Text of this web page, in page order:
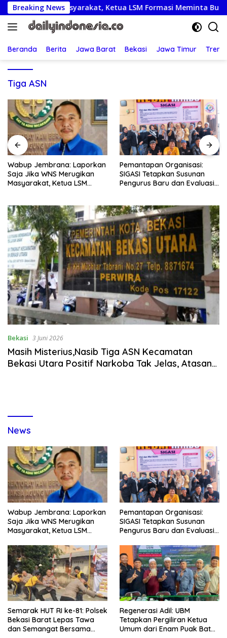
Langsung
ke
konten
Breaking News
Masyarakat, Ketua LSM Formasi Meminta Bupati
Beranda Berita Jawa Barat Bekasi Jawa Timur
Tiga ASN
Pemantapan Organisasi:
SIGASI Tetapkan Susunan
Pengurus Baru dan Evaluasi
Semarak HUT RI ke-81: Polsek
Bekasi Barat Lepas Tawa
dan Semangat Bersama
Bekasi 3 Juni 2026
Masih Misterius,Nasib Tiga ASN Kecamatan
Bekasi Utara Positif Narkoba Tak Jelas, Atasan
News
Wabup Jembrana: Laporkan
Saja Jika WNS Merugikan
Masyarakat, Ketua LSM
Tindak Tegas Oknum
Anggota Kelompok Ahli
Pemkab
Pemantapan Organisasi:
SIGASI Tetapkan Susunan
Pengurus Baru dan Evaluasi
Semarak HUT RI ke-81: Polsek
Bekasi Barat Lepas Tawa
dan Semangat Bersama
Regenerasi Adil: UBM
Tetapkan Pergiliran Ketua
Umum dari Enam Puak Batak